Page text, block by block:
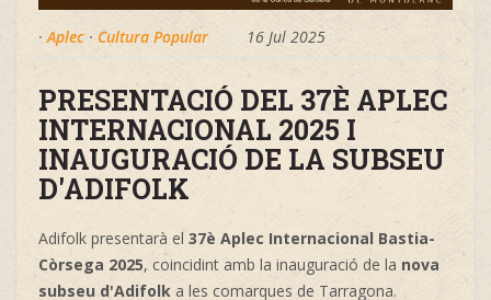
·Aplec · Cultura Popular 16 Jul 2025
PRESENTACIÓ DEL 37È APLEC
INTERNACIONAL 2025 I
INAUGURACIÓ DE LA SUBSEU
D'ADIFOLK
Adifolk presentarà el 37è Aplec Internacional Bastia-
Còrsega 2025, coincidint amb la inauguració de la nova
subseu d'Adifolk a les comarques de Tarragona.